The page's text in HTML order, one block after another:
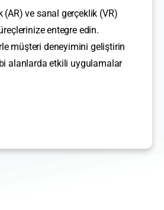
(AR) ve sanal gerçeklik (VR)
entegre edin.
müşteri deneyimini geliştirin
alanlarda etkili uygulamalar